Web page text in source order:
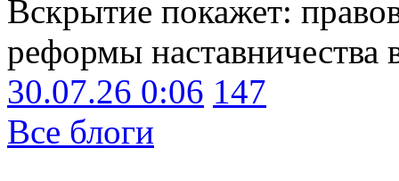
Вскрытие покажет:
реформы наставничества
30.07.26 0:06 147
Все блоги